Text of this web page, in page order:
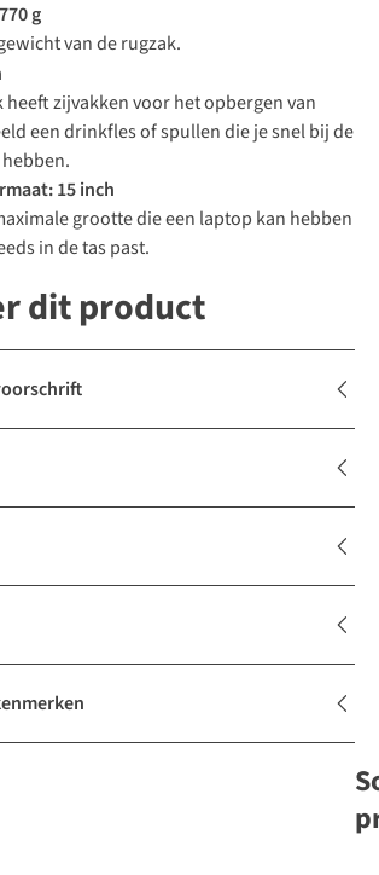
g
van de rugzak.
heeft zijvakken voor het opbergen van
een drinkfles of spullen die je snel bij de
15 inch
grootte die een laptop kan hebben
in de tas past.
dit product